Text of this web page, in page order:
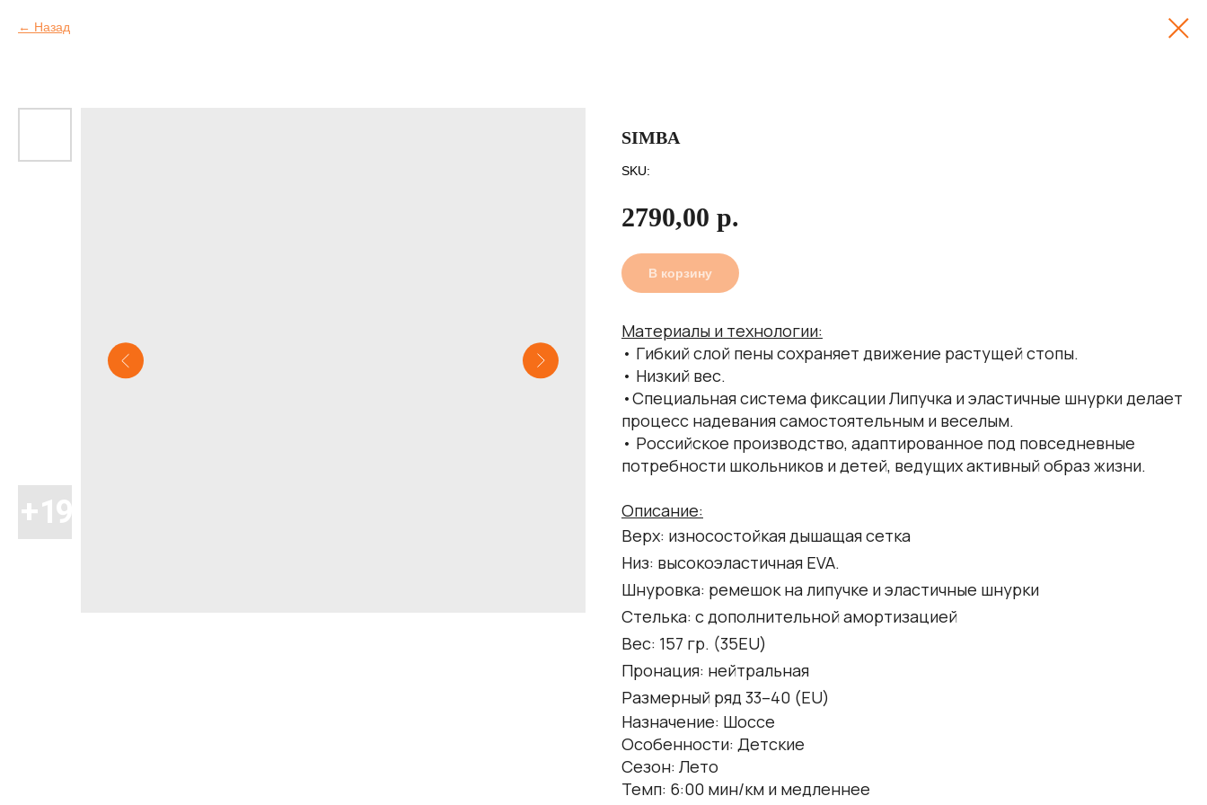
Назад
SIMBA
SKU:
2790,00 р.
В корзину
Материалы и технологии:
• Гибкий слой пены сохраняет движение растущей стопы.
• Низкий вес.
•Специальная система фиксации Липучка и эластичные шнурки делает
процесс надевания самостоятельным и веселым.
• Российское производство, адаптированное под повседневные
потребности школьников и детей, ведущих активный образ жизни.
Описание:
Верх: износостойкая дышащая сетка
Низ: высокоэластичная EVA.
Шнуровка: ремешок на липучке и эластичные шнурки
Стелька: с дополнительной амортизацией
Вес: 157 гр. (35EU)
Пронация: нейтральная
Размерный ряд 33–40 (ЕU)
Назначение: Шоссе
Особенности: Детские
Сезон: Лето
Темп: 6:00 мин/км и медленнее